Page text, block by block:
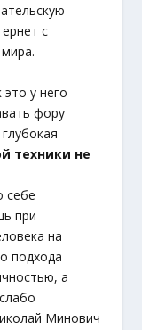
с
это у него
фору
техники не
себе
при
на
подхода
а
Минович